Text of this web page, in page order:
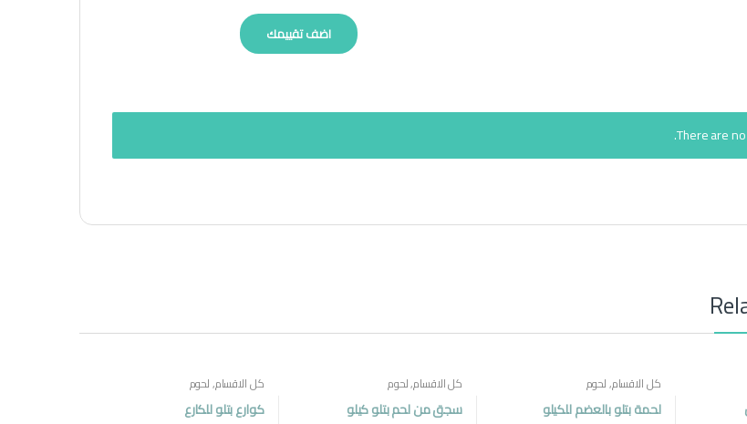
There are
كل الاقسام,لحوم
لحمة بتلو بالعضم للكيلو
كل الاقسام,لحوم
سجق من لحم بتلو كيلو
كل الاقسام,لحوم
كوارع بتلو للكارع